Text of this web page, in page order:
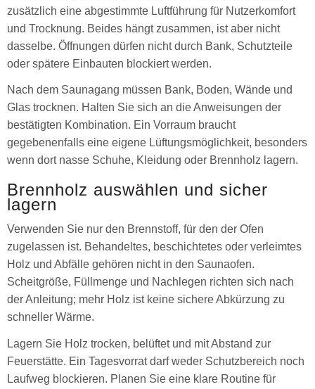
zusätzlich eine abgestimmte Luftführung für Nutzerkomfort
und Trocknung. Beides hängt zusammen, ist aber nicht
dasselbe. Öffnungen dürfen nicht durch Bank, Schutzteile
oder spätere Einbauten blockiert werden.
Nach dem Saunagang müssen Bank, Boden, Wände und
Glas trocknen. Halten Sie sich an die Anweisungen der
bestätigten Kombination. Ein Vorraum braucht
gegebenenfalls eine eigene Lüftungsmöglichkeit, besonders
wenn dort nasse Schuhe, Kleidung oder Brennholz lagern.
Brennholz auswählen und sicher
lagern
Verwenden Sie nur den Brennstoff, für den der Ofen
zugelassen ist. Behandeltes, beschichtetes oder verleimtes
Holz und Abfälle gehören nicht in den Saunaofen.
Scheitgröße, Füllmenge und Nachlegen richten sich nach
der Anleitung; mehr Holz ist keine sichere Abkürzung zu
schneller Wärme.
Lagern Sie Holz trocken, belüftet und mit Abstand zur
Feuerstätte. Ein Tagesvorrat darf weder Schutzbereich noch
Laufweg blockieren. Planen Sie eine klare Routine für